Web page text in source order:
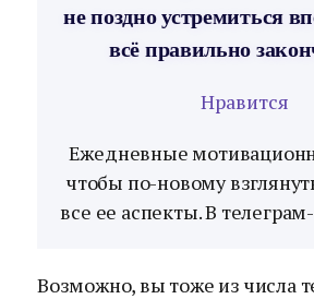
не поздно устремиться
всё правильно
Нравится
Ежедневные
чтобы по-новому
все ее аспекты. В
Возможно, вы тоже из числа